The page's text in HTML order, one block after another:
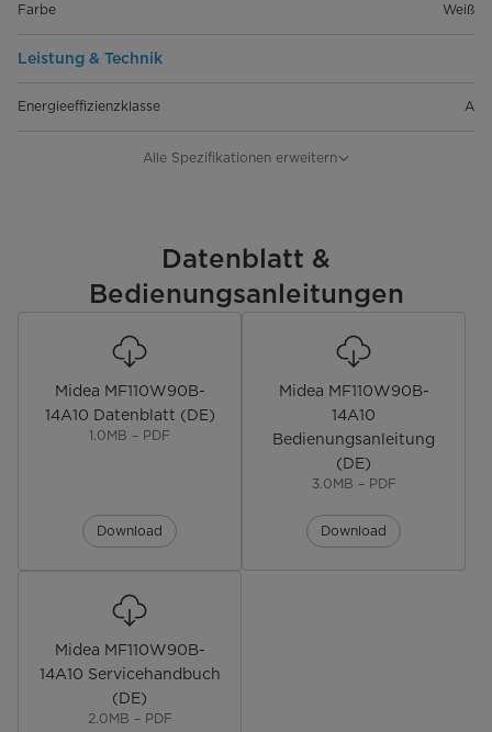
Farbe Weiß
Leistung & Technik
Energieeffizienzklasse A
Fassungsvermögen [kg]
Automatische Unwuchtkontrolle
Schaumerkennung
Bedienung & Anzeige
Drehknopf & Tasten
Restlauf-Zeitanzeige
Alle Spezifikationen erweitern
Datenblatt &
Bedienungsanleitungen
Midea MF110W90B-
14A10 Datenblatt (DE)
1.0MB – PDF
Download
Midea MF110W90B-
14A10
Bedienungsanleitung
(DE)
3.0MB – PDF
Download
Midea MF110W90B-
14A10 Servicehandbuch
(DE)
2.0MB – PDF